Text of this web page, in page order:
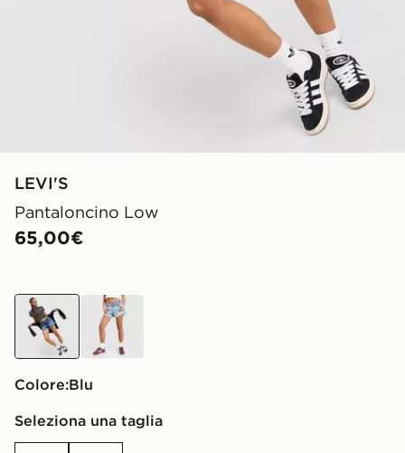
LEVI'S
Pantaloncino Low
65,00€
blu
Colore:
blu
Seleziona una taglia